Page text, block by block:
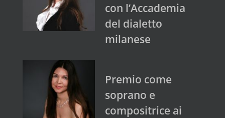
con l’Accademia
del dialetto
milanese
Premio come
soprano e
compositrice ai